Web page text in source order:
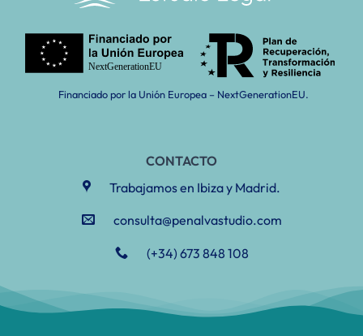
Financiado por la Unión Europea – NextGenerationEU.
CONTACTO
Trabajamos en Ibiza y Madrid.
consulta@penalvastudio.com
(+34) 673 848 108